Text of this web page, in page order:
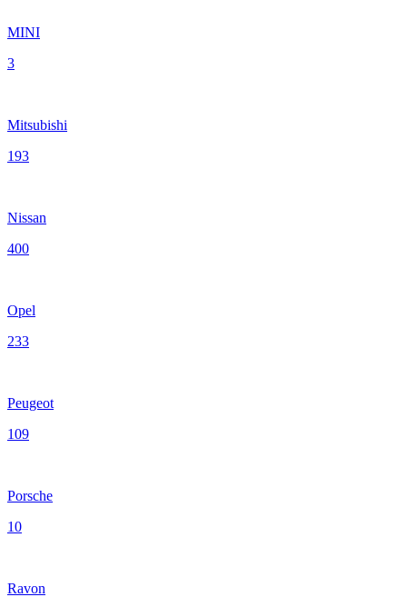
MINI
3
Mitsubishi
193
Nissan
400
Opel
233
Peugeot
109
Porsche
10
Ravon